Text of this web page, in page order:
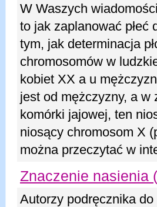
W Waszych
to jak zaplanować płeć
tym, jak determinacja
chromosomów w
kobiet XX a u
jest od mężczyzny, a w
komórki jajowej, ten
niosący chromosom X
można przeczytać w
Znaczenie nasienia
Autorzy podręcznika